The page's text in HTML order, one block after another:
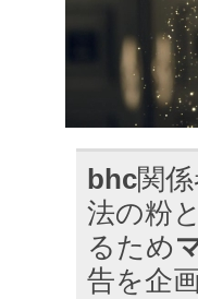
bhc関
法の粉
るため
告を企